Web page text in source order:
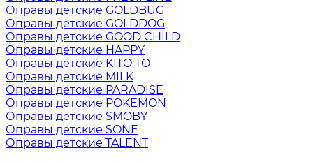
Оправы детские GOLDBUG
Оправы детские GOLDDOG
Оправы детские GOOD CHILD
Оправы детские HAPPY
Оправы детские KITO TO
Оправы детские MILK
Оправы детские PARADISE
Оправы детские POKEMON
Оправы детские SMOBY
Оправы детские SONE
Оправы детские TALENT